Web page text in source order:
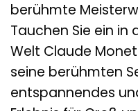
berühmte
Tauchen Sie ein in
Welt Claude
seine berühmten
entspannendes